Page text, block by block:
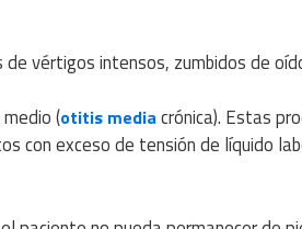
vértigos intensos, zumbidos de
(otitis media crónica). Estas
con exceso de tensión de líquido